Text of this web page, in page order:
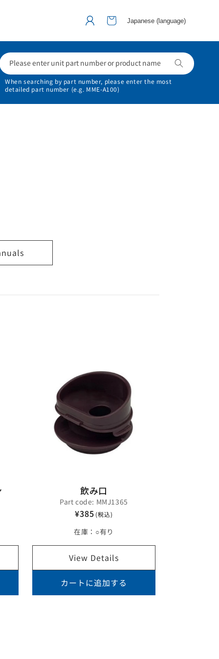
グ
イ
ン
ー
Japanese (language)
Please enter unit part number or product name
When searching by part number, please enter the most
detailed part number (e.g. MME-A100)
飲み口
Part code: MMJ1365
¥385 (税込)
在庫： ○有り
View Details
カートに追加する